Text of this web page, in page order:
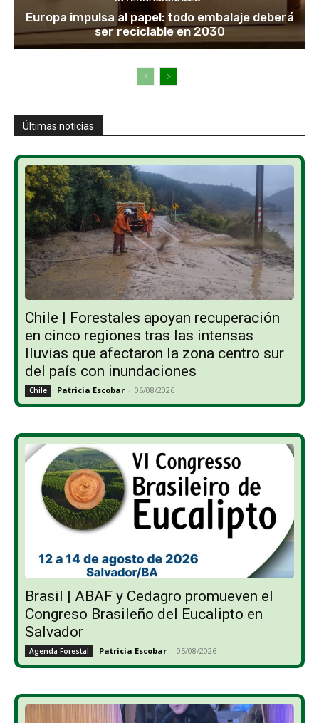
Europa impulsa al papel: todo embalaje deberá
ser reciclable en 2030
Últimas noticias
Chile | Forestales apoyan recuperación
en cinco regiones tras las intensas
lluvias que afectaron la zona centro sur
del país con inundaciones
Chile Patricia Escobar - 06/08/2026
Brasil | ABAF y Cedagro promueven el
Congreso Brasileño del Eucalipto en
Salvador
Agenda Forestal Patricia Escobar - 05/08/2026